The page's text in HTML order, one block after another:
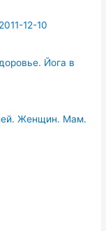
12-10
Йога в
Женщин. Мам.